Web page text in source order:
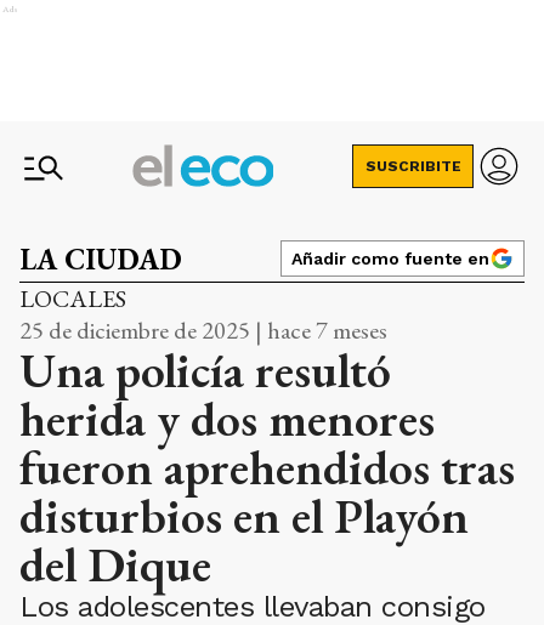
Ads
SUSCRIBITE
LA CIUDAD Añadir como fuente en
LOCALES
25 de diciembre de 2025 | hace 7 meses
Una policía resultó
herida y dos menores
fueron aprehendidos tras
disturbios en el Playón
del Dique
Los adolescentes llevaban consigo